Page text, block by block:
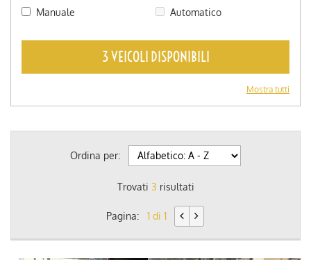
Manuale
Automatico
3 VEICOLI DISPONIBILI
Mostra tutti
Ordina per:
Trovati 3 risultati
Pagina:1 di 1